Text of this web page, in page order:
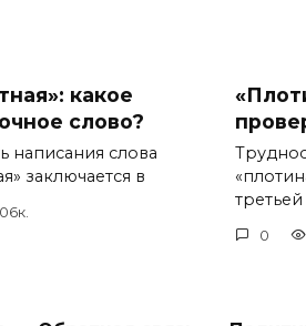
какое
слово?
написания слова
заключается в
0